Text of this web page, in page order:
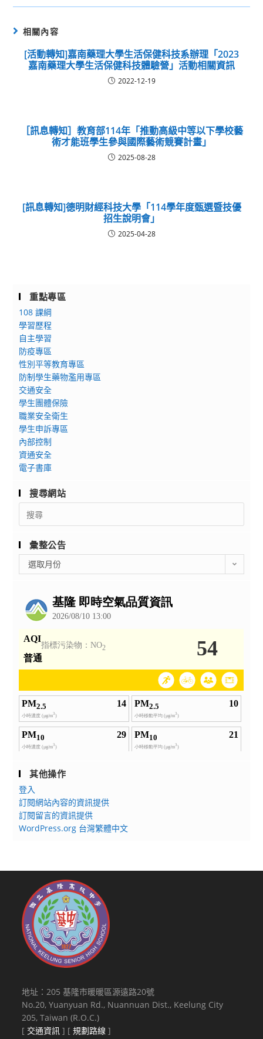
相關內容
[活動轉知]嘉南藥理大學生活保健科技系辦理「2023
嘉南藥理大學生活保健科技體驗營」活動相關資訊
2022-12-19
［訊息轉知］教育部114年「推動高級中等以下學校藝
術才能班學生參與國際藝術競賽計畫」
2025-08-28
[訊息轉知]德明財經科技大學「114學年度甄選暨技優
招生說明會」
2025-04-28
重點專區
108 課綱
學習歷程
自主學習
防疫專區
性別平等教育專區
防制學生藥物濫用專區
交通安全
學生團體保險
職業安全衛生
學生申訴專區
內部控制
資通安全
電子書庫
搜尋網站
Search
for:
彙整公告
整
選取月份
其他操作
登入
訂閱網站內容的資訊提供
訂閱留言的資訊提供
WordPress.org 台灣繁體中文
地址：205 基隆市暖暖區源遠路20號
No.20, Yuanyuan Rd., Nuannuan Dist., Keelung City
205, Taiwan (R.O.C.)
[ 交通資訊 ] [規劃路線 ]